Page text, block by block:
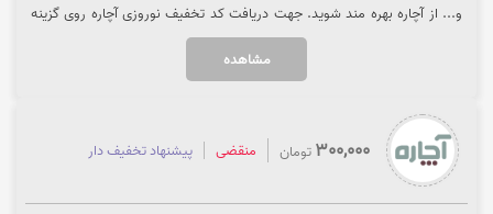
و... از آچاره بهره مند شوید. جهت دریافت کد تخفیف نوروزی آچاره روی گزینه
مشاهده
300,000 تومان منقضی پیشنهاد تخفیف دار